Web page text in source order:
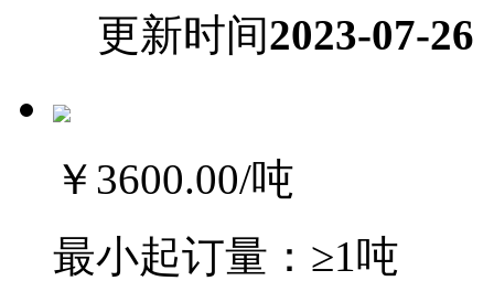
更新时间2023-07-26
￥3600.00/吨
最小起订量： ≥1吨